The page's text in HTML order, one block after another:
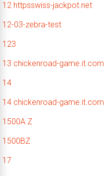
12 httpsswiss-jackpot.net
12-03-zebra-test
123
13 chickenroad-game.it.com
14
14 chickenroad-game.it.com
1500A Z
1500BZ
17